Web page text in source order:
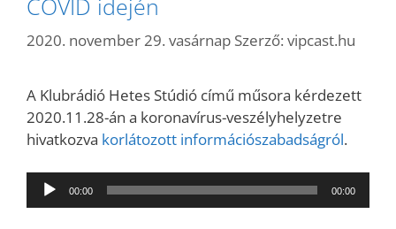
COVID idején
2020. november 29. vasárnap Szerző: vipcast.hu
A Klubrádió Hetes Stúdió című műsora kérdezett
2020.11.28-án a koronavírus-veszélyhelyzetre
hivatkozva korlátozott információszabadságról.
Audió
lejátszó
00:00 00:00